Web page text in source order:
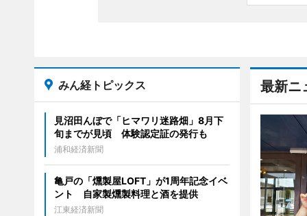
最新ニ
みん経トピックス
見沼田んぼで「ヒマワリ迷路畑」8月下
旬までが見頃 体験認定証の発行も
浦和経済新聞
亀戸の「燻製屋LOFT」が1周年記念イベ
ント 自家製燻製料理と酒を提供
江東経済新聞